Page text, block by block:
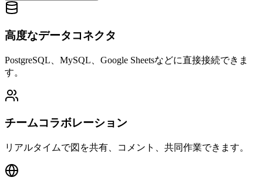
高度なデータコネクタ
PostgreSQL、MySQL、Google Sheetsなどに直接接続できま
す。
チームコラボレーション
リアルタイムで図を共有、コメント、共同作業できます。